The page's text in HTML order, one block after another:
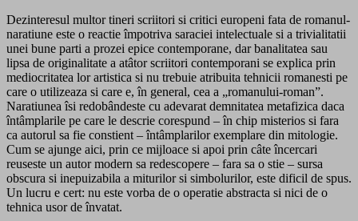
Dezinteresul multor tineri scriitori si critici europeni fata de romanul-
naratiune este o reactie împotriva saraciei intelectuale si a trivialitatii
unei bune parti a prozei epice contemporane, dar banalitatea sau
lipsa de originalitate a atâtor scriitori contemporani se explica prin
mediocritatea lor artistica si nu trebuie atribuita tehnicii romanesti pe
care o utilizeaza si care e, în general, cea a „romanului-roman”.
Naratiunea îsi redobândeste cu adevarat demnitatea metafizica daca
întâmplarile pe care le descrie corespund – în chip misterios si fara
ca autorul sa fie constient – întâmplarilor exemplare din mitologie.
Cum se ajunge aici, prin ce mijloace si apoi prin câte încercari
reuseste un autor modern sa redescopere – fara sa o stie – sursa
obscura si inepuizabila a miturilor si simbolurilor, este dificil de spus.
Un lucru e cert: nu este vorba de o operatie abstracta si nici de o
tehnica usor de învatat.